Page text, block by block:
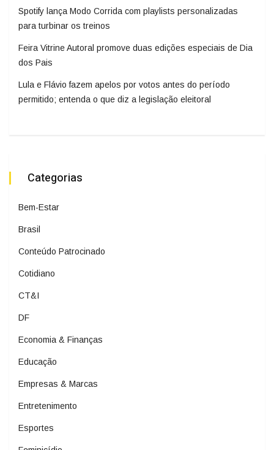
Spotify lança Modo Corrida com playlists personalizadas
para turbinar os treinos
Feira Vitrine Autoral promove duas edições especiais de Dia
dos Pais
Lula e Flávio fazem apelos por votos antes do período
permitido; entenda o que diz a legislação eleitoral
Categorias
Bem-Estar
Brasil
Conteúdo Patrocinado
Cotidiano
CT&I
DF
Economia & Finanças
Educação
Empresas & Marcas
Entretenimento
Esportes